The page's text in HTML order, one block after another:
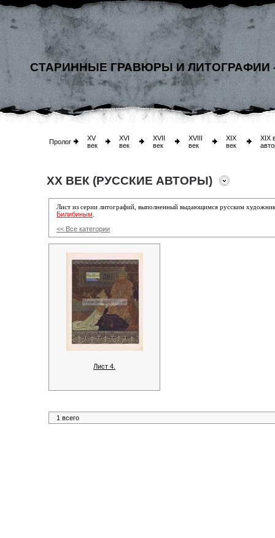
СТАРИННЫЕ ГРАВЮРЫ И ЛИТОГРАФИИ
Пролог
XV
век
XVI
век
XVII
век
XVIII
век
XIX
век
XIX
XX ВЕК (РУССКИЕ АВТОРЫ)
Лист из серии литографий, выполненный выдающимся русским
Билибиным
<< Все категории
Лист 4.
1 всего